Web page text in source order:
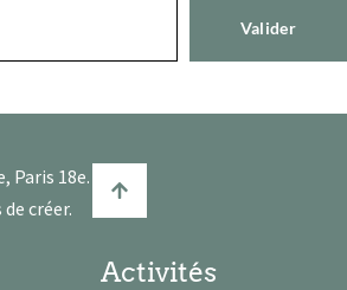
Paris 18e.
créer.
Activités